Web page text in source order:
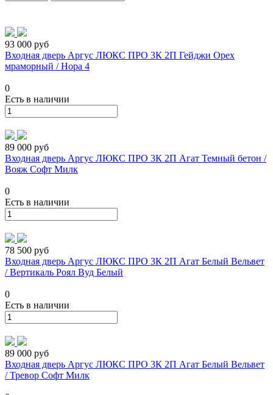
93 000 руб
Входная дверь Аргус ЛЮКС ПРО 3К 2П Гейджи Орех
мраморный / Нора 4
0
Есть в наличии
89 000 руб
Входная дверь Аргус ЛЮКС ПРО 3К 2П Агат Темный бетон /
Вояж Софт Милк
0
Есть в наличии
78 500 руб
Входная дверь Аргус ЛЮКС ПРО 3К 2П Агат Белый Вельвет
/ Вертикаль Роял Вуд Белый
0
Есть в наличии
89 000 руб
Входная дверь Аргус ЛЮКС ПРО 3К 2П Агат Белый Вельвет
/ Тревор Софт Милк